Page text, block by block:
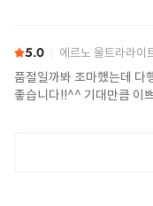
5.0 에르노 울트라라이트 나일론 & 레이
품절일까봐 조마했는데 다
좋습니다!!^^ 기대만큼 이